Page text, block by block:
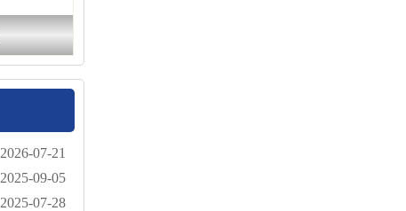
2026-07-21
2025-09-05
2025-07-28